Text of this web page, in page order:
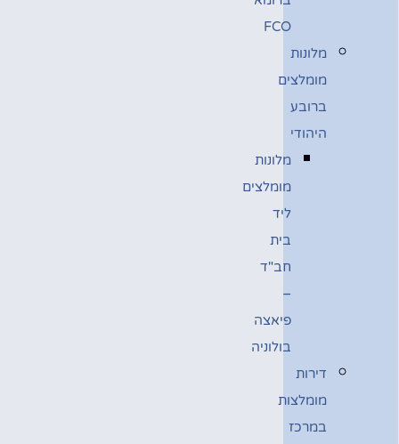
FCO
מלונות
מומלצים
ברובע
היהודי
מלונות
מומלצים
ליד
בית
חב"ד
–
פיאצה
בולוניה
דירות
מומלצות
במרכז